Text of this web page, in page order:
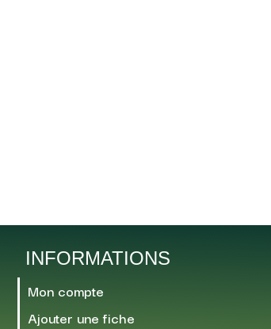
INFORMATIONS
Mon compte
Ajouter une fiche